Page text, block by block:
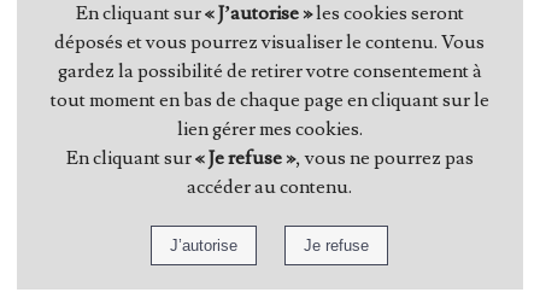
En cliquant sur« J’autorise »les cookies seront
déposés et vous pourrez visualiser le contenu. Vous
gardez la possibilité de retirer votre consentement à
tout moment en bas de chaque page en cliquant sur le
lien gérer mes cookies.
En cliquant sur« Je refuse », vous ne pourrez pas
accéder au contenu.